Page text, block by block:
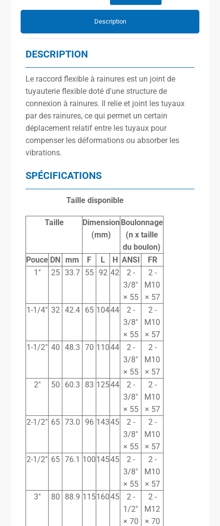
Description
DESCRIPTION
Le raccord flexible à rainures est un joint de
tuyauterie flexible doté d'une structure de
connexion à rainures. Il relie et joint les tuyaux
par des rainures, ce qui permet un certain
déplacement relatif entre les tuyaux pour
compenser les déformations ou absorber les
vibrations.
SPÉCIFICATIONS
Taille disponible
Taille
Dimension
(mm)
Boulonnage
(n xtaille
du boulon)
Pouce DN mm F L H ANSI
FR
1″
25 33.7 55 92 42
2 -
3/8″
× 55
2 -
M10
× 57
1-1/4″ 32 42.4 65 10444
2 -
3/8″
× 55
2 -
M10
× 57
1-1/2″ 40 48.3 70 11044
2 -
3/8″
× 55
2 -
M10
× 57
2″
50 60.3 83 12544
2 -
3/8″
× 55
2 -
M10
× 57
2-1/2″ 65 73.0 96 14345
2 -
3/8″
× 55
2 -
M10
× 57
2-1/2″ 65 76.1 10014545
2 -
3/8″
× 55
2 -
M10
× 57
3″
80 88.9 11516045
2 -
1/2″
× 70
2 -
M12
× 70